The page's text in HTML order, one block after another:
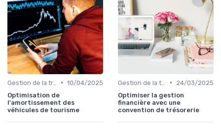
• 10/04/2025
Optimisation de
l'amortissement des
véhicules de tourisme
•
24/03/2025
Optimiser la gestion
financière avec une
convention de trésorerie